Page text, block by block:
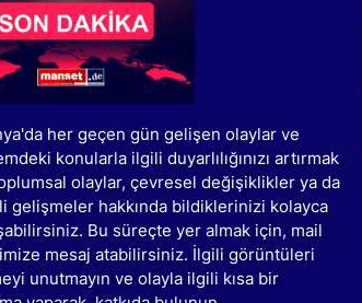
her geçen gün gelişen olaylar ve
konularla ilgili duyarlılığınızı artırmak
olaylar, çevresel değişiklikler ya da
gelişmeler hakkında bildiklerinizi kolayca
Bu süreçte yer almak için, mail
mesaj atabilirsiniz. İlgili görüntüleri
unutmayın ve olayla ilgili kısa bir